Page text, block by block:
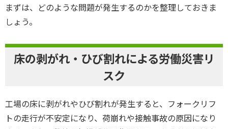
まずは、どのような問題が発生するのかを整理しておきま
しょう。
床の剥がれ・ひび割れによる労働災害リ
スク
工場の床に剥がれやひび割れが発生すると、フォークリフ
トの走行が不安定になり、荷崩れや接触事故の原因になり